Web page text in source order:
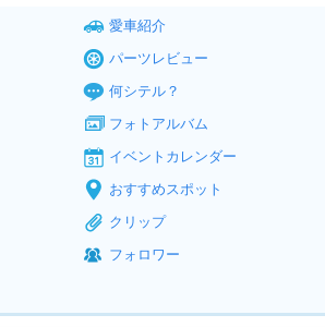
愛車紹介
パーツレビュー
何シテル？
フォトアルバム
イベントカレンダー
おすすめスポット
クリップ
フォロワー